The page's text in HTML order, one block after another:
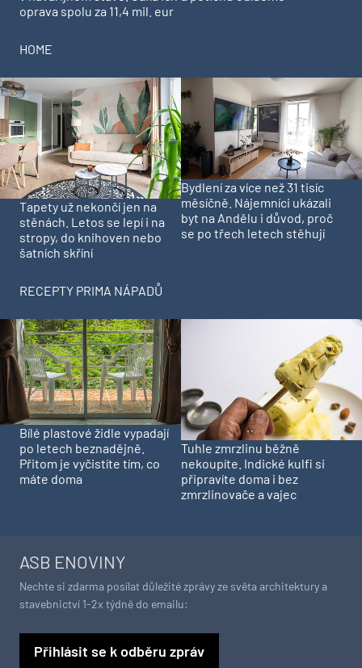
oprava spolu za 11,4 mil. eur
HOME
Tapety už nekončí jen na
stěnách. Letos se lepí i na
stropy, do knihoven nebo
šatních skříní
Bydlení za více než 31 tisíc
měsíčně. Nájemníci ukázali
byt na Andělu i důvod, proč
se po třech letech stěhují
RECEPTY PRIMA NÁPADŮ
Bílé plastové židle vypadají
po letech beznadějně.
Přitom je vyčistíte tím, co
máte doma
Tuhle zmrzlinu běžně
nekoupíte. Indické kulfi si
připravíte doma i bez
zmrzlinovače a vajec
ASB ENOVINY
Nechte si zdarma posílat důležité zprávy ze světa architektury a
stavebnictví 1-2x týdně do emailu:
Přihlásit se k odběru zpráv